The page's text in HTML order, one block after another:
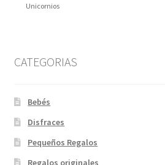
Unicornios
CATEGORIAS
Bebés
Disfraces
Pequeños Regalos
Regalos originales